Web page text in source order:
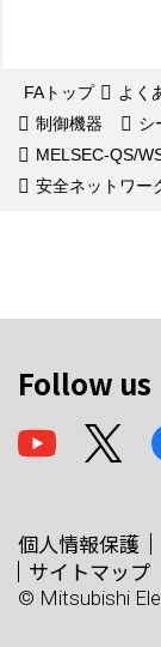
FAトップ よく
制御機器
シ
MELSEC-QS/
安全ネットワー
Follow us
個人情報保護
サイトマップ
© Mitsubishi